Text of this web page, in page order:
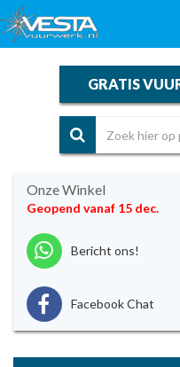
GRATIS
Onze Winkel
Geopend vanaf 15 dec.
Bericht ons!
Facebook Chat